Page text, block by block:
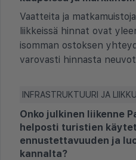
Vaatteita ja
liikkeissä hinnat ovat
isomman ostoksen
varovasti hinnasta
INFRASTRUKTUURI JA
Onko julkinen liikenne
helposti turistien
ennustettavuuden ja
kannalta?